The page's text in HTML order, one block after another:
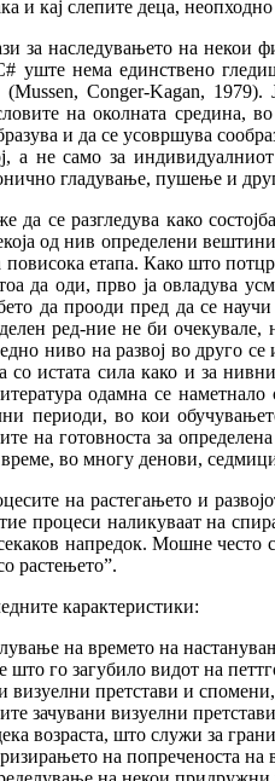
и кај слепите деца,
за наследувањето на некои
уште нема единствено
(Mussen, Conger-Kagan,
на околната средина,
и да се усовршува
а не само за
гладување, пушење и
да се разгледува како
од нив определени
повисока етапа. Како што
да оди, прво ја овладува
да прооди пред да се
ред-ние не би
ниво на развој во друго се
со истата сила како и за
одамна се
периоди, во кои
на готовноста за
во многу денови,
на растегањето и
процеси наликуваат на
напредок. Мошне
растењето”.
карактеристики:
на времето на
што го загубило видот на
визуелни претстави и
зачувани визуелни
возраста, што служи за
на попреченоста на